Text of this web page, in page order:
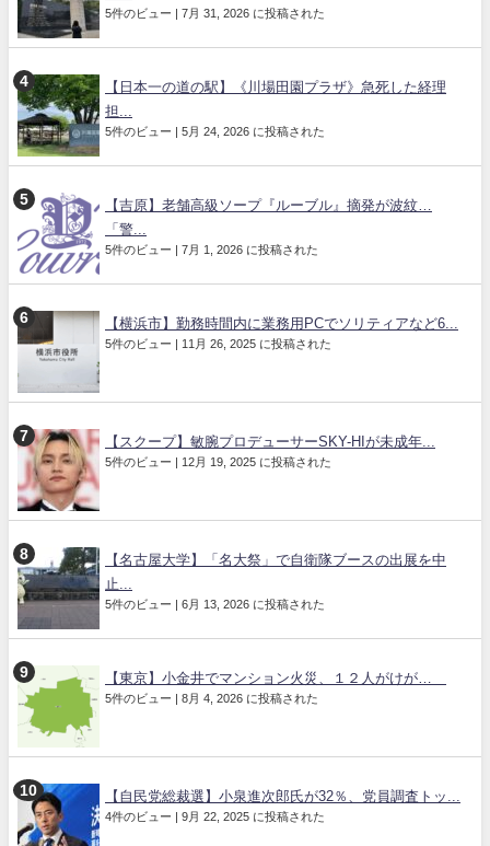
5件のビュー | 7月 31, 2026 に投稿された
【日本一の道の駅】《川場田園プラザ》急死した経理
担...
5件のビュー | 5月 24, 2026 に投稿された
【吉原】老舗高級ソープ『ルーブル』摘発が波紋…
「警...
5件のビュー | 7月 1, 2026 に投稿された
【横浜市】勤務時間内に業務用PCでソリティアなど6...
5件のビュー | 11月 26, 2025 に投稿された
【スクープ】敏腕プロデューサーSKY-HIが未成年...
5件のビュー | 12月 19, 2025 に投稿された
【名古屋大学】「名大祭」で自衛隊ブースの出展を中
止...
5件のビュー | 6月 13, 2026 に投稿された
【東京】小金井でマンション火災、１２人がけが…
5件のビュー | 8月 4, 2026 に投稿された
【自民党総裁選】小泉進次郎氏が32％、党員調査トッ...
4件のビュー | 9月 22, 2025 に投稿された